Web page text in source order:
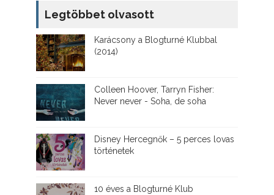
Legtöbbet olvasott
Karácsony a Blogturné Klubbal
(2014)
Colleen Hoover, Tarryn Fisher:
Never never - Soha, de soha
Disney ​Hercegnők – 5 perces lovas
történetek
10 éves a Blogturné Klub